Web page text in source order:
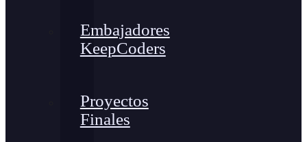
Embajadores
KeepCoders
Proyectos
Finales